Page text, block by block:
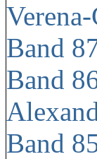
Band
Band
Band